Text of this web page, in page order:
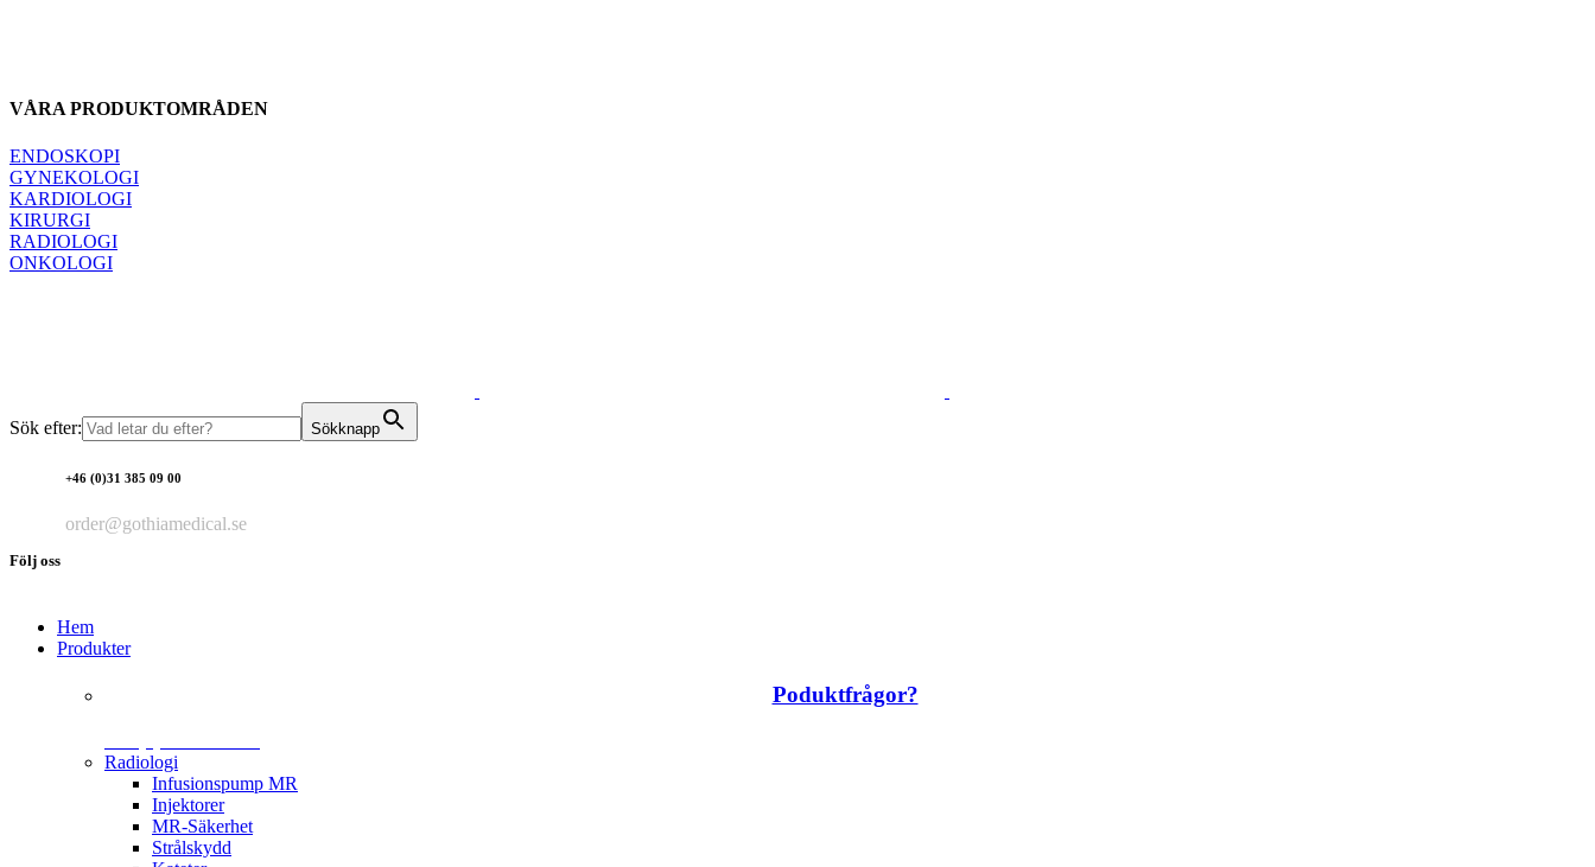
VÅRA PRODUKTOMRÅDEN
ENDOSKOPI
GYNEKOLOGI
KARDIOLOGI
KIRURGI
RADIOLOGI
ONKOLOGI
Sök efter: Sökknapp
+46 (0)31 385 09 00
order@gothiamedical.se
Följ oss
Hem
Produkter
Poduktfrågor?
Radiologi
Infusionspump MR
Injektorer
MR-Säkerhet
Strålskydd